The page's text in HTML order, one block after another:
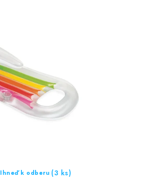
Ihneď k odberu (3 ks)